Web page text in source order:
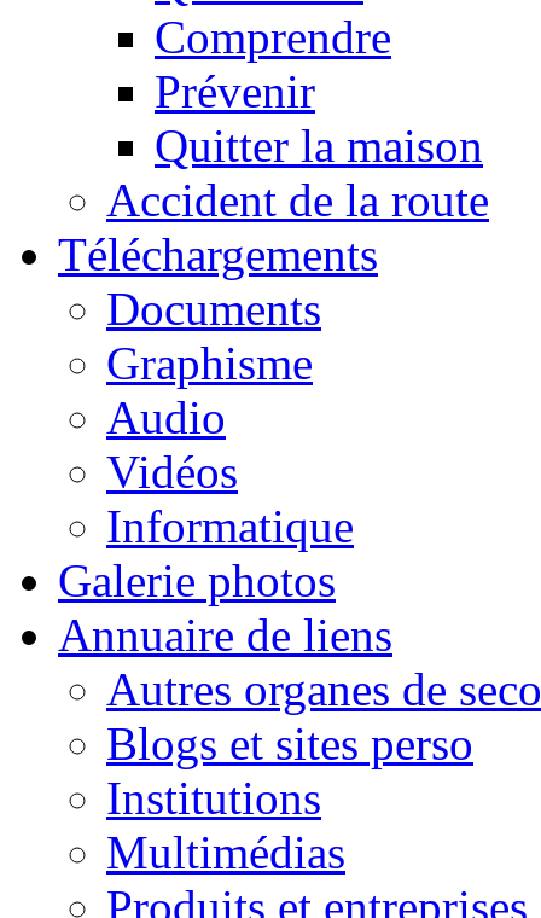
Comprendre
Prévenir
Quitter la maison
Accident de la route
Téléchargements
Documents
Graphisme
Audio
Vidéos
Informatique
Galerie photos
Annuaire de liens
Autres organes de
Blogs et sites perso
Institutions
Multimédias
Produits et entreprises